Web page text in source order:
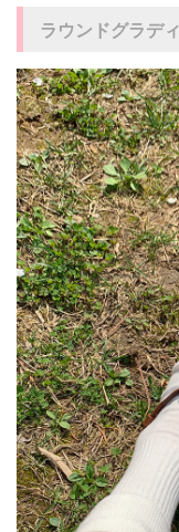
ラウンドグラデ